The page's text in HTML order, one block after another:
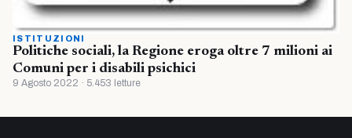
ISTITUZIONI
Politiche sociali, la Regione eroga oltre 7 milioni ai
Comuni per i disabili psichici
9 Agosto 2022 · 5.453 letture